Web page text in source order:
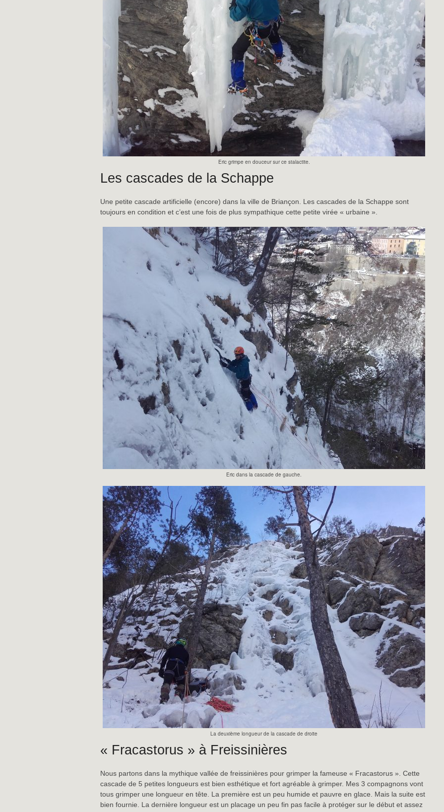
Eric grimpe en douceur sur ce stalactite.
Les cascades de la Schappe
Une petite cascade artificielle (encore) dans la ville de Briançon. Les cascades de la Schappe sont
toujours en condition et c’est une fois de plus sympathique cette petite virée « urbaine ».
Eric dans la cascade de gauche.
La deuxième longueur de la cascade de droite
« Fracastorus » à Freissinières
Nous partons dans la mythique vallée de freissinières pour grimper la fameuse « Fracastorus ». Cette
cascade de 5 petites longueurs est bien esthétique et fort agréable à grimper. Mes 3 compagnons vont
tous grimper une longueur en tête. La première est un peu humide et pauvre en glace. Mais la suite est
bien fournie. La dernière longueur est un placage un peu fin pas facile à protéger sur le début et assez